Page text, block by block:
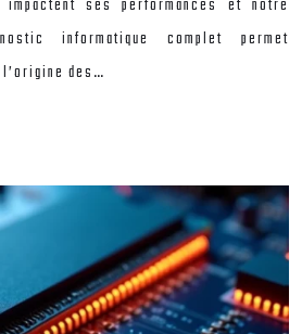
informatique complet permet
des…